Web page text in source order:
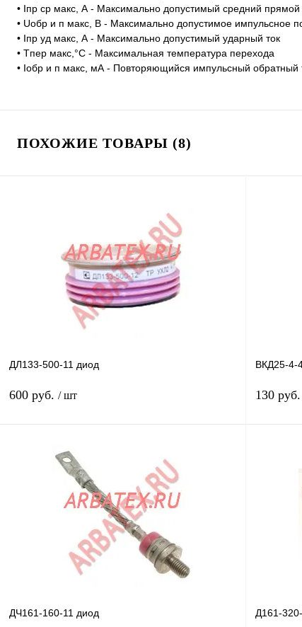
• Iпр ср макс, А - Максимально допустимый средний прямой
• Uобр и п макс, В - Максимально допустимое импульсное
• Iпр уд макс, А - Максимально допустимый ударный ток
• Tпер макс,°C - Максимальная температура перехода
• Iобр и п макс, мА - Повторяющийся импульсный обратный
ПОХОЖИЕ ТОВАРЫ (8)
ДЛ133-500-11 диод
600 руб. / шт
Купить в 1 клик Сравнение
наличии
ВКД25-4-
130 руб.
Купить
ДЧ161-160-11 диод Д161-